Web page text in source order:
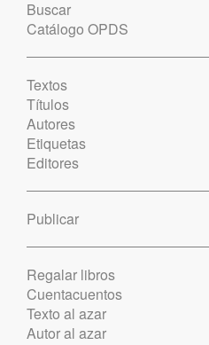
Buscar
Catálogo OPDS
Textos
Títulos
Autores
Etiquetas
Editores
Publicar
Regalar libros
Cuentacuentos
Texto al azar
Autor al azar